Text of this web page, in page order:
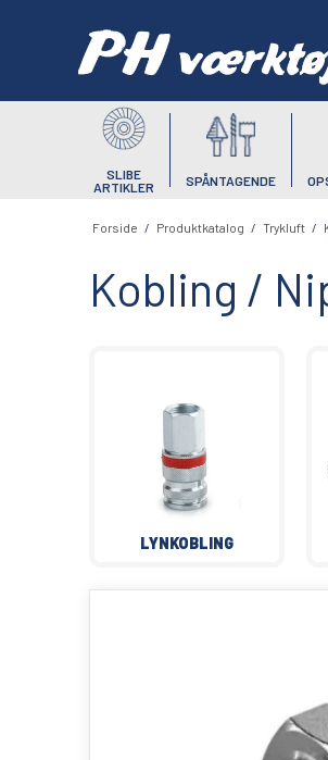
SLIBE
ARTIKLER
SPÅNTAGENDE
Forside / Produktkatalog / Trykluft /
Kobling /
LYNKOBLING